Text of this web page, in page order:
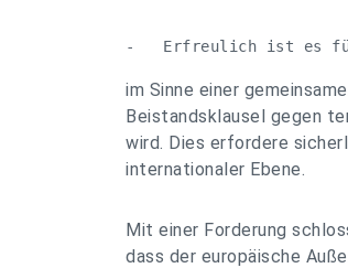
-   Erfreulich ist es für
im Sinne einer
Beistandsklausel gegen
wird. Dies erfordere
internationaler Ebene.
Mit einer Forderung
dass der europäische